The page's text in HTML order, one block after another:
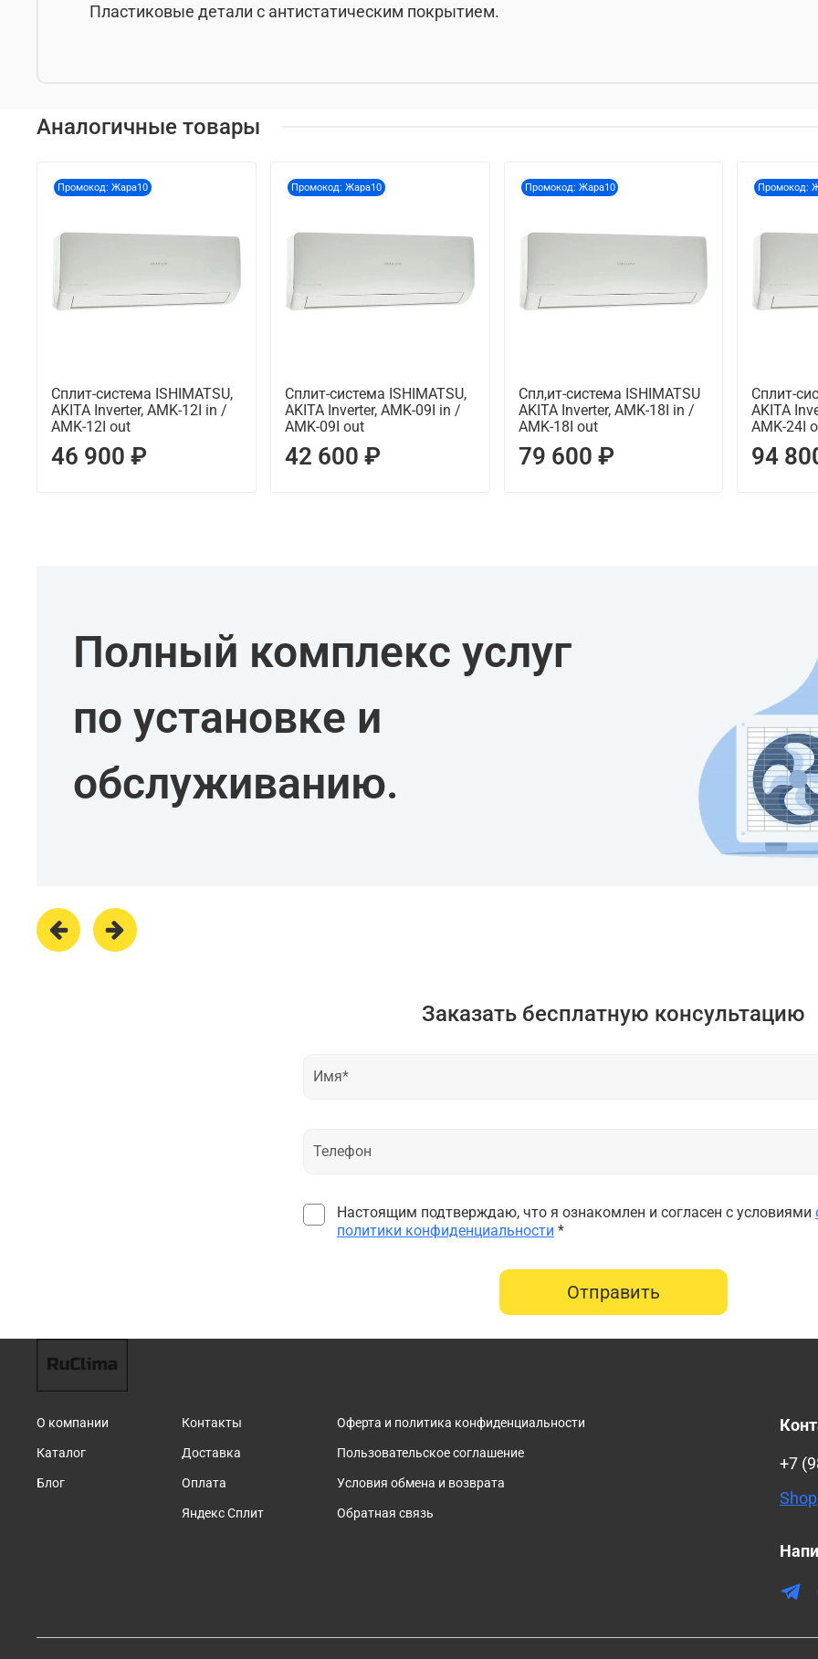
Пластиковые детали с антистатическим покрытием.
Аналогичные товары
Промокод: Жара10
Сплит-система ISHIMATSU,
AKITA Inverter, AMK-12I in /
AMK-12I out
46 900 ₽
Промокод: Жара10
Сплит-система ISHIMATSU,
AKITA Inverter, AMK-09I in /
AMK-09I out
42 600 ₽
Промокод: Жара10
Спл,ит-система ISHIMATSU
AKITA Inverter, AMK-18I in /
AMK-18I out
79 600 ₽
Промокод:
Сплит-
AKITA
AMK-24I
94
Полный комплекс услуг
по установке и
обслуживанию.
Заказать бесплатную консультацию
Настоящим подтверждаю, что я ознакомлен и согласен с условиями
политики конфиденциальности *
Отправить
О компании
Каталог
Блог
Контакты
Доставка
Оплата
Яндекс Сплит
Оферта и политика конфиденциальности
Пользовательское соглашение
Условия обмена и возврата
Обратная связь
+7